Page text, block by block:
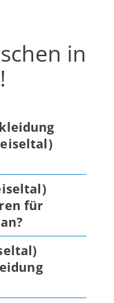
in
für